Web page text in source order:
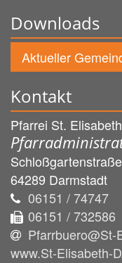
Downloads
Aktueller
Kontakt
Pfarrei St. Elisabeth
64289 Darmstadt
06151 / 74747
06151 / 732586
Pfarrbuero@St-
www.St-Elisabeth-